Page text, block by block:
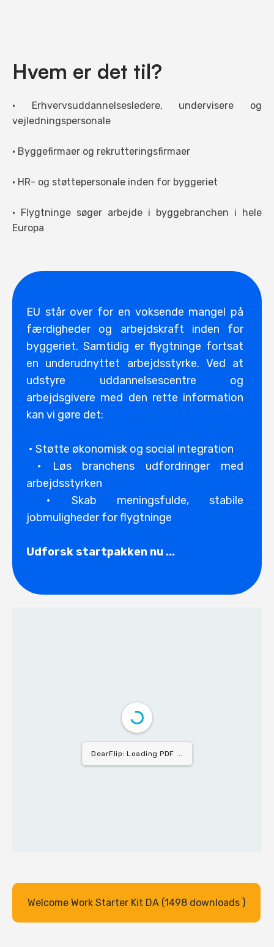
Hvem er det til?
• Erhvervsuddannelsesledere, undervisere og
vejledningspersonale
• Byggefirmaer og rekrutteringsfirmaer
• HR- og støttepersonale inden for byggeriet
• Flygtninge søger arbejde i byggebranchen i hele
Europa
EU står over for en voksende mangel på
færdigheder og arbejdskraft inden for
byggeriet. Samtidig er flygtninge fortsat
en underudnyttet arbejdsstyrke. Ved at
udstyre uddannelsescentre og
arbejdsgivere med den rette information
kan vi gøre det:
• Støtte økonomisk og social integration
• Løs branchens udfordringer med
arbejdsstyrken
• Skab meningsfulde, stabile
jobmuligheder for flygtninge
Udforsk startpakken nu ...
DearFlip: Loading PDF 7% ...
Welcome Work Starter Kit DA (1498 downloads )